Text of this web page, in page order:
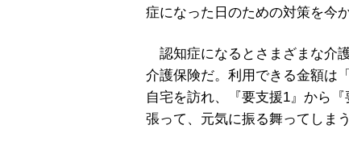
症になった日のための対策を今
認知症になるとさまざまな介
介護保険だ。利用できる金額は
自宅を訪れ、『要支援1』から
張って、元気に振る舞ってしま